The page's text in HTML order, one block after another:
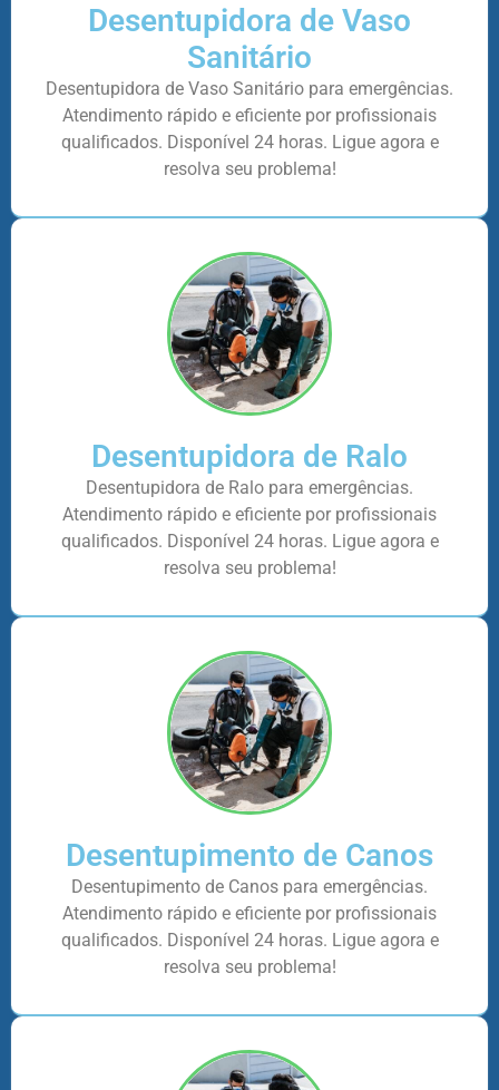
Desentupidora de Vaso
Sanitário
Desentupidora de Vaso Sanitário para emergências.
Atendimento rápido e eficiente por profissionais
qualificados. Disponível 24 horas. Ligue agora e
resolva seu problema!
Desentupidora de Ralo
Desentupidora de Ralo para emergências.
Atendimento rápido e eficiente por profissionais
qualificados. Disponível 24 horas. Ligue agora e
resolva seu problema!
Desentupimento de Canos
Desentupimento de Canos para emergências.
Atendimento rápido e eficiente por profissionais
qualificados. Disponível 24 horas. Ligue agora e
resolva seu problema!